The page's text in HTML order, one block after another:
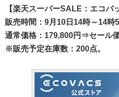
【楽天スーパーSALE：エコ
販売時間：9月10日14時～14時
通常価格：179,800円⇒セール
※販売予定在庫数：200点。